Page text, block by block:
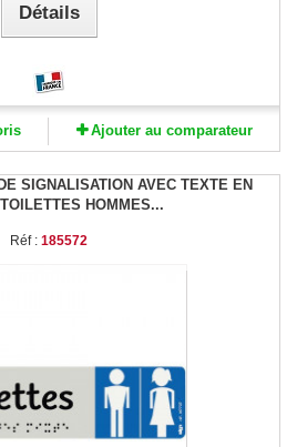
Détails
Ajouter au comparateur
SIGNALISATION AVEC TEXTE EN
HOMMES...
Réf : 185572